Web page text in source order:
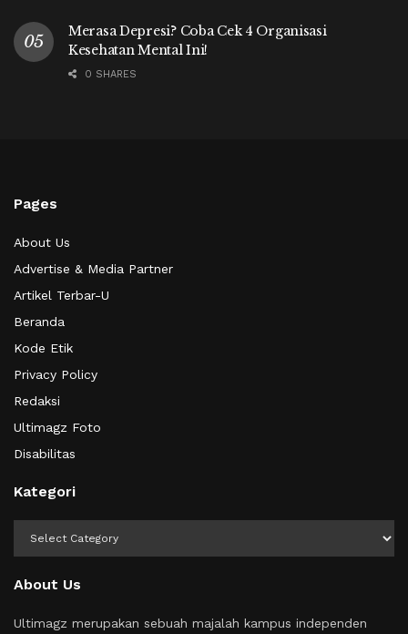
Merasa Depresi? Coba Cek 4 Organisasi
Kesehatan Mental Ini!
0 SHARES
Pages
About Us
Advertise & Media Partner
Artikel Terbar-U
Beranda
Kode Etik
Privacy Policy
Redaksi
Ultimagz Foto
Disabilitas
Kategori
About Us
Ultimagz merupakan sebuah majalah kampus independen